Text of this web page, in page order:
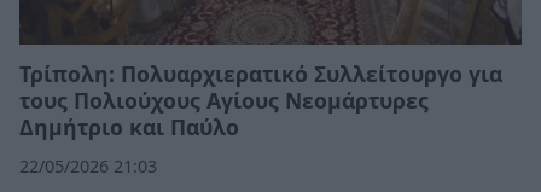
Τρίπολη: Πολυαρχιερατικό Συλλείτουργο για
τους Πολιούχους Αγίους Νεομάρτυρες
Δημήτριο και Παύλο
22/05/2026 21:03